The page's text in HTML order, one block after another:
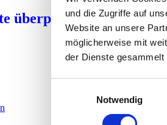
und die Zugriffe auf
Website an unsere
möglicherweise mit
der Dienste gesammelt
Notwendig
überprüfen Sie auch